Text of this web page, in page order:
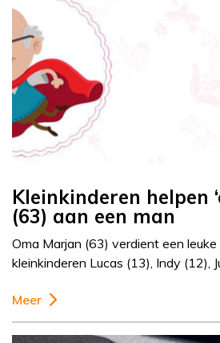
Kleinkinderen helpen
(63) aan een man
Oma Marjan (63) verdient een
kleinkinderen Lucas (13), Indy (12),
Meer